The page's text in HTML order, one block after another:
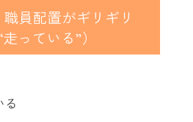
員配置がギリギリ
っている”）